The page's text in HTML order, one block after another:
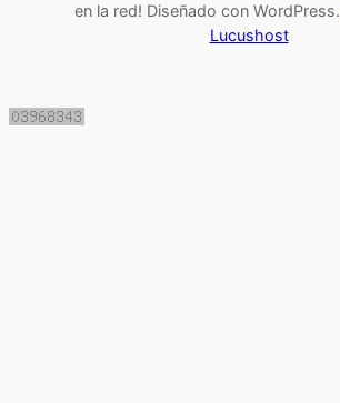
en la red! Diseñado con WordPress.
Lucushost